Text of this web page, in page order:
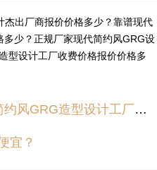
出厂商报价价格多少？靠谱现代
多少？正规厂家现代简约风GRG设
型设计工厂收费价格报价价格多
造型设计工厂价格费用如何？
宜？